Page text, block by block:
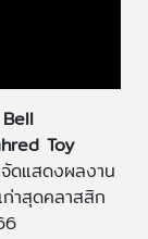
Toy
จัดแสดงผลงาน
ก่าสุดคลาสสิก